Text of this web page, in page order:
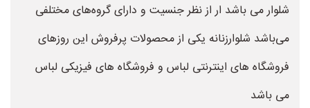
شلوار می باشد ار از نظر جنسیت و دارای گروه‌های مختلفی
می‌باشد شلوارزنانه یکی از محصولات پرفروش این روزهای
فروشگاه های اینترنتی لباس و فروشگاه های فیزیکی لباس
می باشد